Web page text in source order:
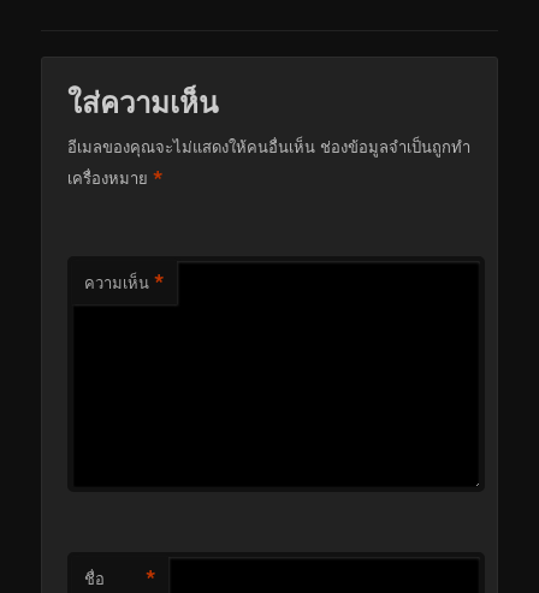
ใส่ความเห็น
อีเมลของคุณจะไม่แสดงให้คนอื่นเห็น ช่องข้อมูลจำเป็นถูกทำ
เครื่องหมาย*
ความเห็น *
ชื่อ *